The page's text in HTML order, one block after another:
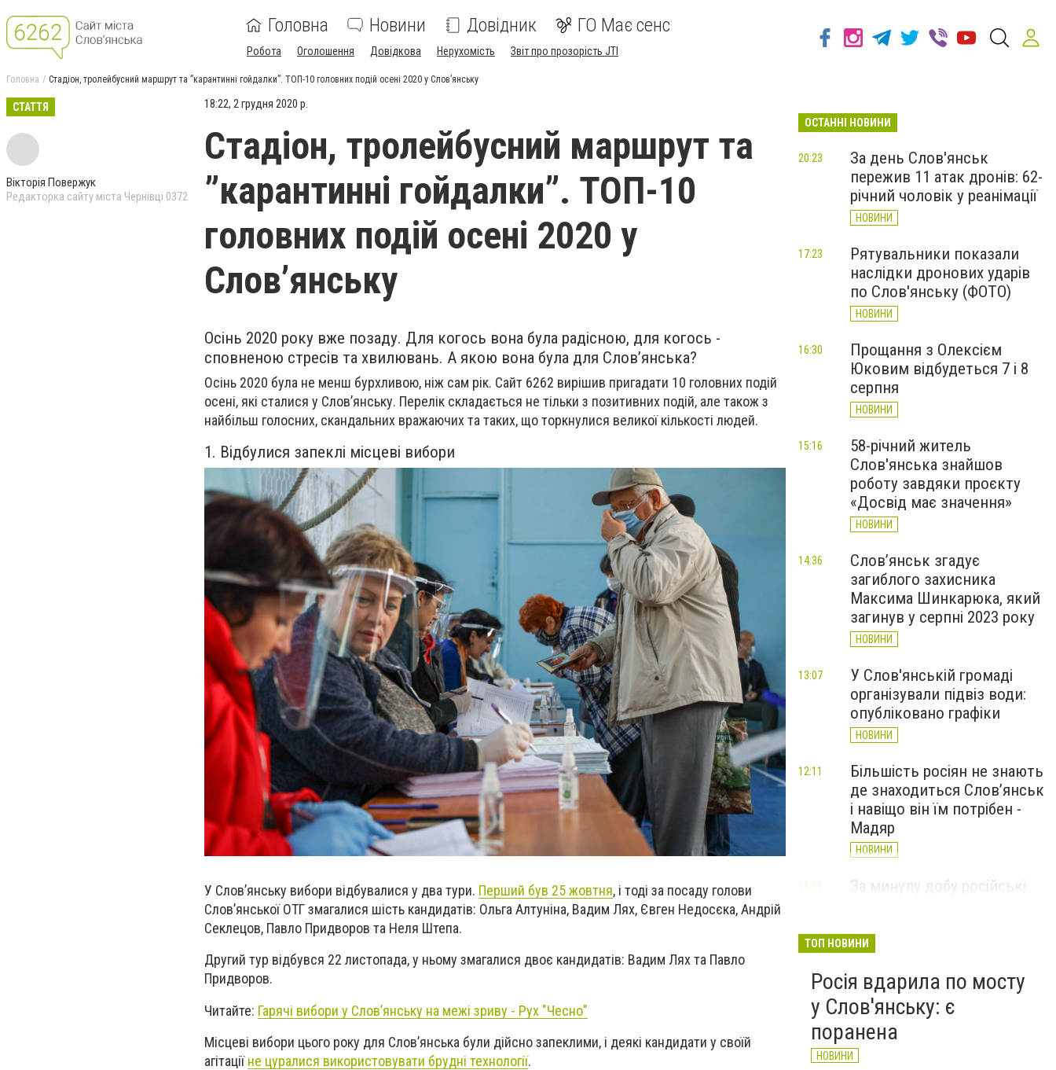
Головна Новини Довідник ГО Має сенс
Робота Оголошення Довідкова Нерухомість Звіт про прозорість JTI
Головна Стадіон, тролейбусний маршрут та ”карантинні гойдалки”. ТОП-10 головних подій осені 2020 у Слов’янську
СТАТТЯ
Вікторія Повержук
Редакторка сайту міста Чернівці 0372
18:22, 2 грудня 2020 р.
Стадіон, тролейбусний маршрут та
”карантинні гойдалки”. ТОП-10
головних подій осені 2020 у
Слов’янську
Осінь 2020 року вже позаду. Для когось вона була радісною, для когось -
сповненою стресів та хвилювань. А якою вона була для Слов’янська?
Осінь 2020 була не менш бурхливою, ніж сам рік. Сайт 6262 вирішив пригадати 10 головних подій
осені, які сталися у Слов’янську. Перелік складається не тільки з позитивних подій, але також з
найбільш голосних, скандальних вражаючих та таких, що торкнулися великої кількості людей.
1. Відбулися запеклі місцеві вибори
У Слов’янську вибори відбувалися у два тури. Перший був 25 жовтня, і тоді за посаду голови
Слов’янської ОТГ змагалися шість кандидатів: Ольга Алтуніна, Вадим Лях, Євген Недосєка, Андрій
Секлецов, Павло Придворов та Неля Штепа.
Другий тур відбувся 22 листопада, у ньому змагалися двоє кандидатів: Вадим Лях та Павло
Придворов.
Читайте: Гарячі вибори у Слов’янську на межі зриву - Рух "Чесно"
Місцеві вибори цього року для Слов’янська були дійсно запеклими, і деякі кандидати у своїй
агітаціїне цуралися використовувати брудні технології.
ОСТАННІ НОВИНИ
За день Слов'янськ
пережив 11 атак дронів: 62-
річний чоловік у реанімації
НОВИНИ
20:23
Рятувальники показали
наслідки дронових ударів
по Слов'янську (ФОТО)
НОВИНИ
17:23
Прощання з Олексієм
Юковим відбудеться 7 і 8
серпня
НОВИНИ
16:30
58-річний житель
Слов'янська знайшов
роботу завдяки проєкту
«Досвід має значення»
НОВИНИ
15:16
Слов’янськ згадує
загиблого захисника
Максима Шинкарюка, який
загинув у серпні 2023 року
НОВИНИ
14:36
У Слов'янській громаді
організували підвіз води:
опубліковано графіки
НОВИНИ
13:07
Більшість росіян не знають
де знаходиться Слов’янськ
і навіщо він їм потрібен -
Мадяр
НОВИНИ
12:11
За минулу добу російські
великої війни: 6 серпня
11:09
ТОП НОВИНИ
Росія вдарила по мосту
у Слов'янську: є
поранена
НОВИНИ